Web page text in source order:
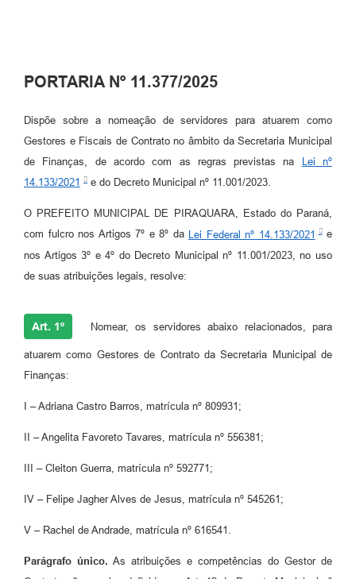
PORTARIA Nº 11.377/2025
Dispõe sobre a nomeação de servidores para atuarem como
Gestores e Fiscais de Contrato no âmbito da Secretaria Municipal
de Finanças, de acordo com as regras previstas na
Lei nº
14.133/2021
e do Decreto Municipal nº 11.001/2023.
O PREFEITO MUNICIPAL DE PIRAQUARA, Estado do Paraná,
com fulcro nos Artigos 7º e 8º da Lei Federal nº 14.133/2021
e
nos Artigos 3º e 4º do Decreto Municipal nº 11.001/2023, no uso
de suas atribuições legais, resolve:
Art. 1º Nomear, os servidores abaixo relacionados, para
atuarem como Gestores de Contrato da Secretaria Municipal de
Finanças:
I – Adriana Castro Barros, matrícula nº 809931;
II – Angelita Favoreto Tavares, matrícula nº 556381;
III – Cleiton Guerra, matrícula nº 592771;
IV – Felipe Jagher Alves de Jesus, matrícula nº 545261;
V – Rachel de Andrade, matrícula nº 616541.
Parágrafo único. As atribuições e competências do Gestor de